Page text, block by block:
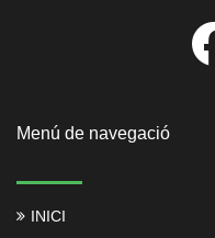
Menú de navegació
INICI